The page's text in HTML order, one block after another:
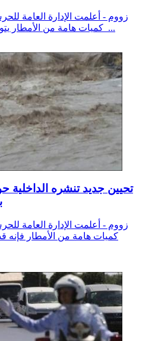
زووم - أعلمت الإدارة العامة
كميات هامة من الأمطار يتواصل انقطاع حركة المرور بـ ...
تحيين جديد تنشره الداخلية
زووم - أعلمت الإدارة العامة
كميات هامة من الأمطار فإنه